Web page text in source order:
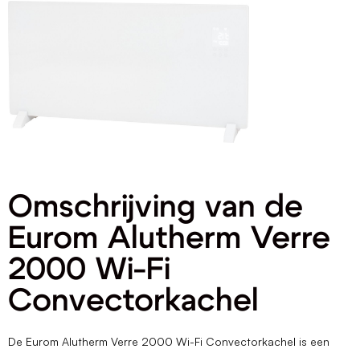
Omschrijving van de
Eurom Alutherm Verre
2000 Wi-Fi
Convectorkachel
De Eurom Alutherm Verre 2000 Wi-Fi Convectorkachel is een